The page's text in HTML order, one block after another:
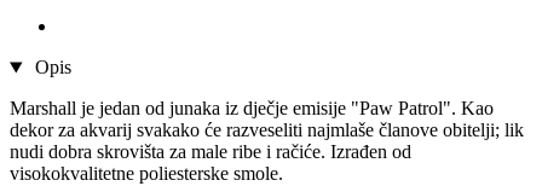
Opis
Marshall je jedan od junaka iz dječje emisije "Paw Patrol". Kao
dekor za akvarij svakako će razveseliti najmlaše članove obitelji; lik
nudi dobra skrovišta za male ribe i račiće. Izrađen od
visokokvalitetne poliesterske smole.